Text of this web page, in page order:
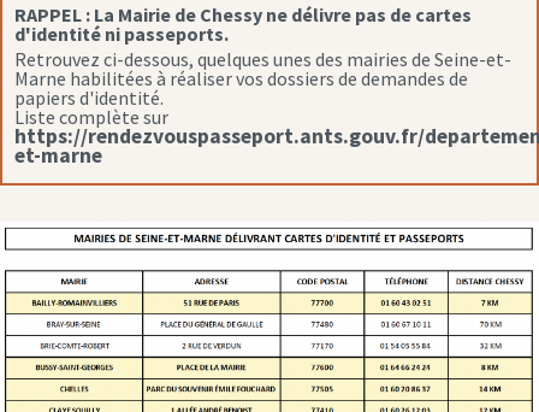
RAPPEL : La Mairie de Chessy ne délivre pas de cartes
d'identité ni passeports.
Retrouvez ci-dessous, quelques unes des mairies de Seine-et-
Marne habilitées à réaliser vos dossiers de demandes de
papiers d'identité.
Liste complète sur
https://rendezvouspasseport.ants.gouv.fr/
et-marne